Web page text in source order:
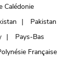
Calédonie
Pakistan
Pays-Bas
Française